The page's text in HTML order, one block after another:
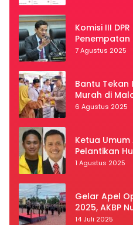
Komisi III
Penempatan
7 Agustus 2025
Bantu Tekan
Murah di
6 Agustus 2025
Ketua Umum
Pelantikan
Luwu Utara
1 Agustus 2025
Gelar Apel
2025, AKBP
Kedisiplinan
14 Juli 2025